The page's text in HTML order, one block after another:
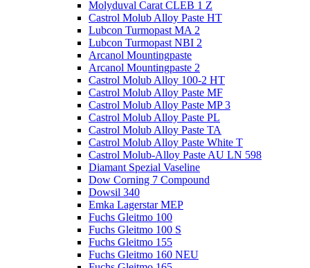
Molyduval Carat CLEB 1 Z
Castrol Molub Alloy Paste HT
Lubcon Turmopast MA 2
Lubcon Turmopast NBI 2
Arcanol Mountingpaste
Arcanol Mountingpaste 2
Castrol Molub Alloy 100-2 HT
Castrol Molub Alloy Paste MF
Castrol Molub Alloy Paste MP 3
Castrol Molub Alloy Paste PL
Castrol Molub Alloy Paste TA
Castrol Molub Alloy Paste White T
Castrol Molub-Alloy Paste AU LN 598
Diamant Spezial Vaseline
Dow Corning 7 Compound
Dowsil 340
Emka Lagerstar MEP
Fuchs Gleitmo 100
Fuchs Gleitmo 100 S
Fuchs Gleitmo 155
Fuchs Gleitmo 160 NEU